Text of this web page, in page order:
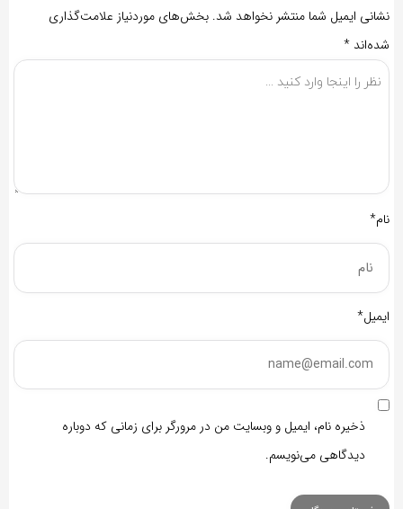
نشانی ایمیل شما منتشر نخواهد شد. بخش‌های موردنیاز علامت‌گذاری
شده‌اند *
نام*
ایمیل*
ذخیره نام، ایمیل و وبسایت من در مرورگر برای زمانی که دوباره
دیدگاهی می‌نویسم.